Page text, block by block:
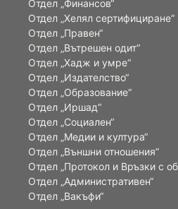
Отдел „Финансов“
Отдел „Хелял сертифициране“
Отдел „Правен“
Отдел „Вътрешен одит“
Отдел „Хадж и умре“
Отдел „Издателство“
Отдел „Образование“
Отдел „Иршад“
Отдел „Социален“
Отдел „Медии и култура“
Отдел „Външни отношения”
Oтдел „Протокол и Връзки с
Отдел „Административен“
Отдел „Вакъфи“